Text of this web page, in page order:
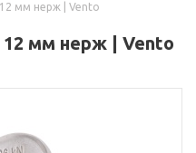
мм нерж | Vento
мм нерж | Vento